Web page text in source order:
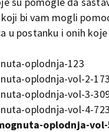
bi vam mogli
postanku i onih
oplodnja-123
oplodnja-vol-2-
oplodnja-vol-3-
oplodnja-vol-4-
oplodnja-vol-